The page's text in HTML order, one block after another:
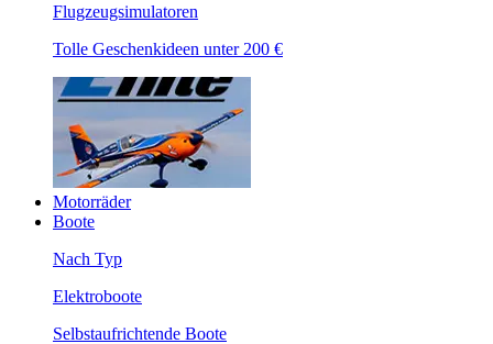
Flugzeugsimulatoren
Tolle Geschenkideen unter 200 €
Motorräder
Boote
Nach Typ
Elektroboote
Selbstaufrichtende Boote